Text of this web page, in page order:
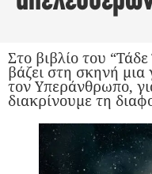
Στο βιβλίο του
βάζει στη σκηνή
τον Υπεράνθρωπο,
διακρίνουμε τη